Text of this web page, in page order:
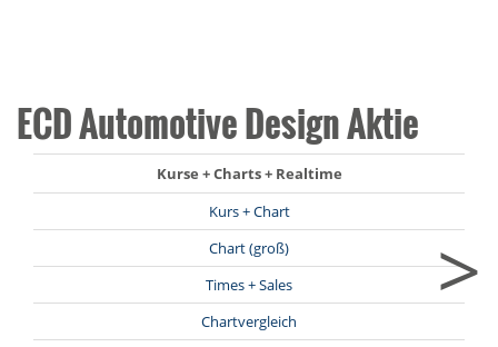
ECD Automotive Design Aktie
Kurse + Charts + Realtime
Kurs + Chart
Chart (groß)
Times + Sales
Chartvergleich
>